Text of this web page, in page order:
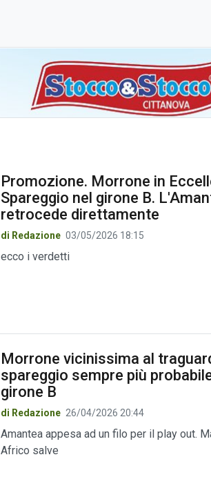
Promozione. Morrone in
Spareggio nel girone B.
retrocede direttamente
di Redazione 03/05/2026 18:15
ecco i verdetti
Morrone vicinissima al
spareggio sempre più
girone B
di Redazione 26/04/2026 20:44
Amantea appesa ad un filo per il play out.
Africo salve